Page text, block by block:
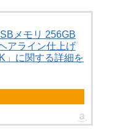
メモリ 256GB
アライン仕上げ
」に関する詳細を